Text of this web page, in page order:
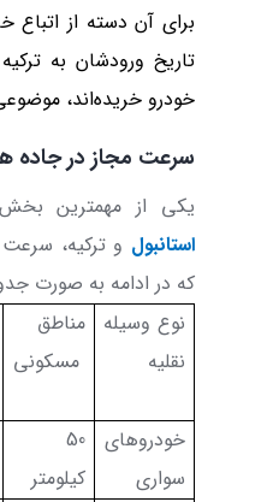
تاریخ ورودشان به
خودرو خریده‌اند،
سرعت مجاز در جاده
یکی از مهمترین
استانبول و ترکیه،
که در ادامه به صورت
نوع وسیله
نقلیه
مناطق
مسکونی
خودروهای
سواری
50
کیلومتر